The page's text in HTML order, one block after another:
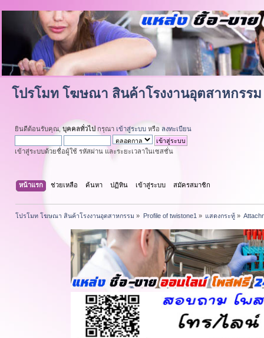
โปรโมท โฆษณา สินค้าโรงงานอุตสาหกรรม
ยินดีต้อนรับคุณ,บุคคลทั่วไปกรุณา เข้าสู่ระบบ หรือ ลงทะเบียน
เข้าสู่ระบบด้วยชื่อผู้ใช้ รหัสผ่าน และระยะเวลาในเซสชั่น
หน้าแรก ช่วยเหลือ ค้นหา ปฏิทิน เข้าสู่ระบบ สมัครสมาชิก
โปรโมท โฆษณา สินค้าโรงงานอุตสาหกรรม » Profile of twistone1 » แสดงกระทู้»